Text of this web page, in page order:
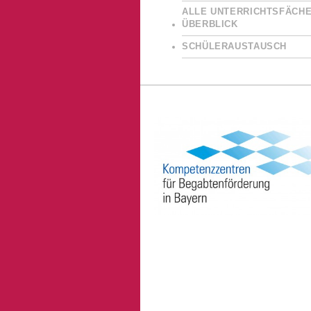
ALLE
ÜBERBLICK
SCHÜLERAUSTAUSCH